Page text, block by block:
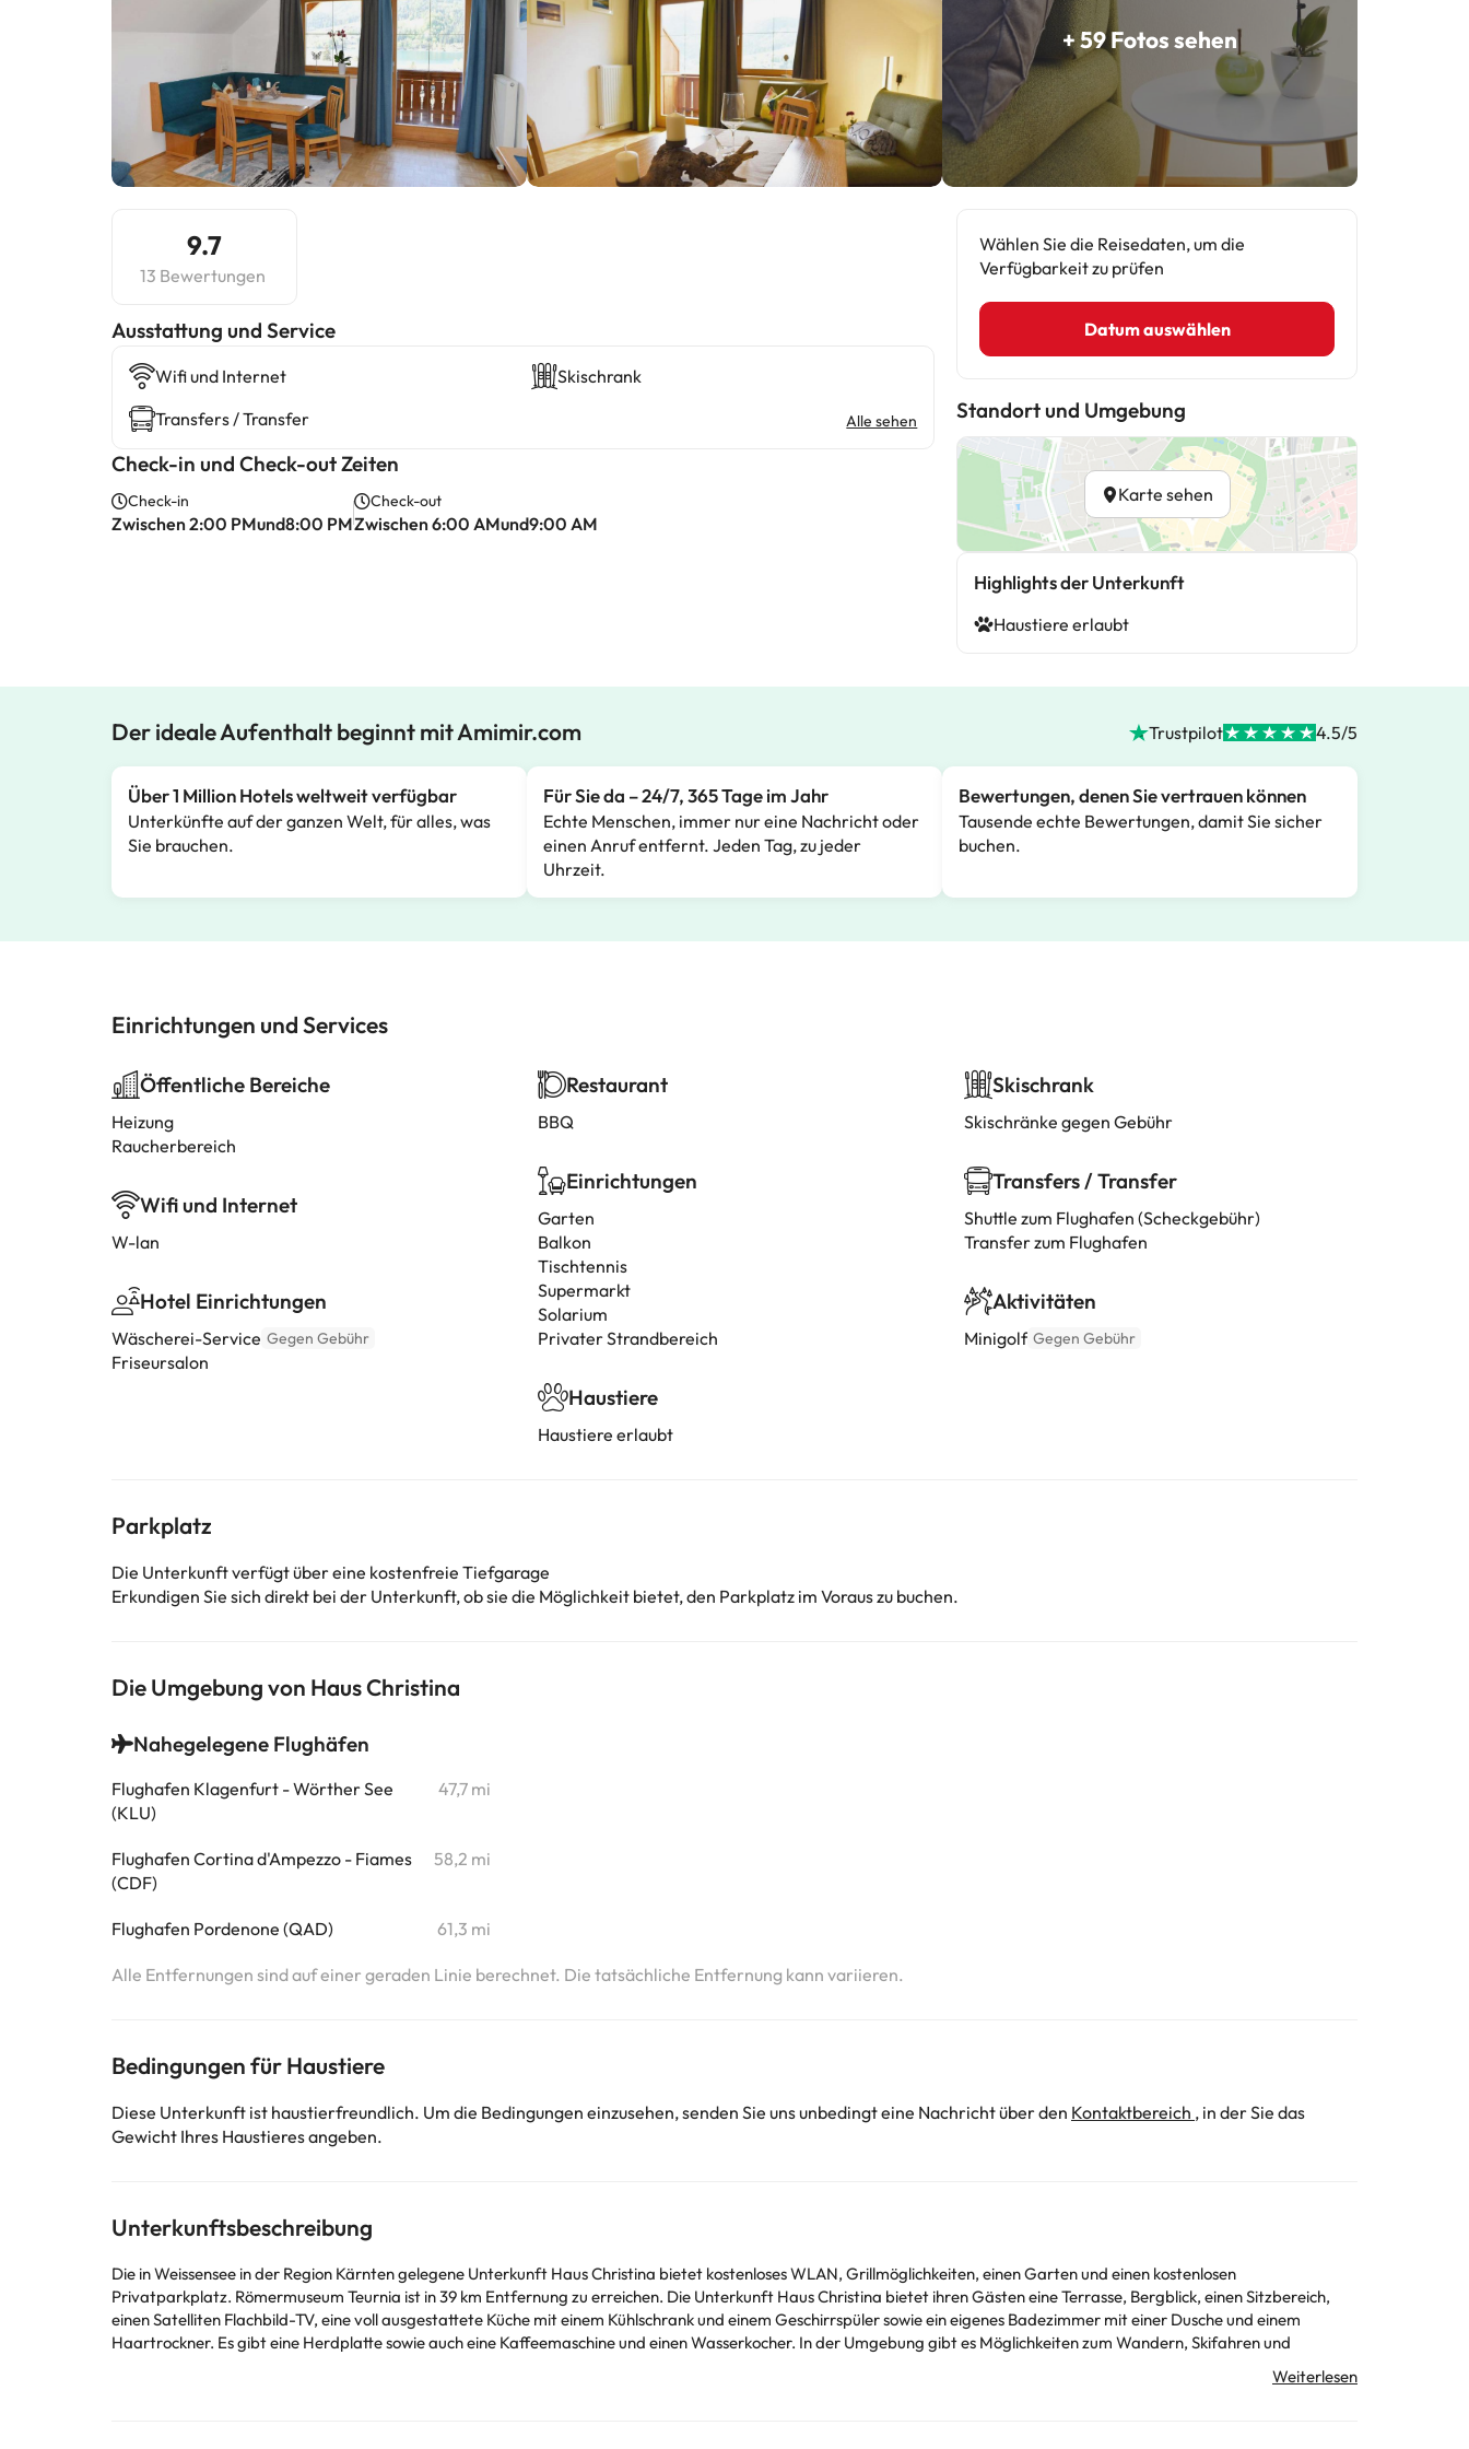
+ 59 Fotos sehen
9.7
13 Bewertungen
​Ausstattung und Service
Wifi und Internet
Skischrank
Transfers / Transfer
Alle sehen
Check-in und Check-out Zeiten
Check-in
Zwischen 2:00 PMund8:00 PM
Check-out
Zwischen 6:00 AMund9:00 AM
Wählen Sie die Reisedaten, um die
Verfügbarkeit zu prüfen
Datum auswählen
Standort und Umgebung
Karte sehen
Highlights der Unterkunft
Haustiere erlaubt
Der ideale Aufenthalt beginnt mit Amimir.com Trustpilot 4.5/5
Über 1 Million Hotels weltweit verfügbar
Unterkünfte auf der ganzen Welt, für alles, was
Sie brauchen.
Für Sie da – 24/7, 365 Tage im Jahr
Echte Menschen, immer nur eine Nachricht oder
einen Anruf entfernt. Jeden Tag, zu jeder
Uhrzeit.
Bewertungen, denen Sie vertrauen können
Tausende echte Bewertungen, damit Sie sicher
buchen.
Einrichtungen und Services
Öffentliche Bereiche
Heizung
Raucherbereich
Wifi und Internet
W-lan
Hotel Einrichtungen
Wäscherei-Service Gegen Gebühr
Friseursalon
Restaurant
BBQ
Einrichtungen
Garten
Balkon
Tischtennis
Supermarkt
Solarium
Privater Strandbereich
Haustiere
Haustiere erlaubt
Skischrank
Skischränke gegen Gebühr
Transfers / Transfer
Shuttle zum Flughafen (Scheckgebühr)
Transfer zum Flughafen
Aktivitäten
Minigolf Gegen Gebühr
Parkplatz
Die Unterkunft verfügt über eine kostenfreie Tiefgarage
Erkundigen Sie sich direkt bei der Unterkunft, ob sie die Möglichkeit bietet, den Parkplatz im Voraus zu buchen.
Die Umgebung von Haus Christina
Nahegelegene Flughäfen
Flughafen Klagenfurt - Wörther See
(KLU)
47,7 mi
Flughafen Cortina d'Ampezzo - Fiames
(CDF)
58,2 mi
Flughafen Pordenone (QAD) 61,3 mi
Alle Entfernungen sind auf einer geraden Linie berechnet. Die tatsächliche Entfernung kann variieren.
Bedingungen für Haustiere
Diese Unterkunft ist haustierfreundlich. Um die Bedingungen einzusehen, senden Sie uns unbedingt eine Nachricht über den Kontaktbereich , in der Sie das
Gewicht Ihres Haustieres angeben.
Unterkunftsbeschreibung
Die in Weissensee in der Region Kärnten gelegene Unterkunft Haus Christina bietet kostenloses WLAN, Grillmöglichkeiten, einen Garten und einen kostenlosen
Privatparkplatz. Römermuseum Teurnia ist in 39 km Entfernung zu erreichen. Die Unterkunft Haus Christina bietet ihren Gästen eine Terrasse, Bergblick, einen Sitzbereich,
einen Satelliten Flachbild-TV, eine voll ausgestattete Küche mit einem Kühlschrank und einem Geschirrspüler sowie ein eigenes Badezimmer mit einer Dusche und einem
Haartrockner. Es gibt eine Herdplatte sowie auch eine Kaffeemaschine und einen Wasserkocher. In der Umgebung gibt es Möglichkeiten zum Wandern, Skifahren und
während Schloss Porcia 49 km von der Unterkunft entfernt ist. Der nächstgelegene Flughafen ist der Flughafen Klagenfurt, 111 km von der Unterkunft Haus Christina entfernt.